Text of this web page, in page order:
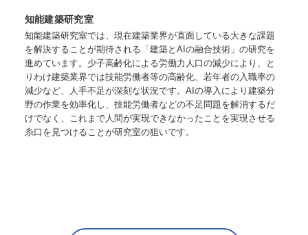
知能建築研究室
知能建築研究室では、現在建築業界が直面している大きな課題
を解決することが期待される「建築とAIの融合技術」の研究を
進めています。少子高齢化による労働力人口の減少により、と
りわけ建築業界では技能労働者等の高齢化、若年者の入職率の
減少など、人手不足が深刻な状況です。AIの導入により建築分
野の作業を効率化し、技能労働者などの不足問題を解消するだ
けでなく、これまで人間が実現できなかったことを実現させる
糸口を見つけることが研究室の狙いです。